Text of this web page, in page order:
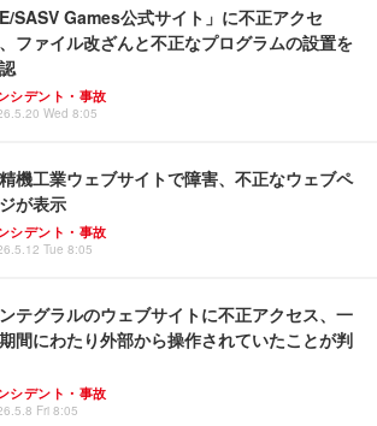
E/SASV Games公式サイト」に不正アクセ
ファイル改ざんと不正なプログラムの設置を
シデント・事故
Wed 8:05
機工業ウェブサイトで障害、不正なウェブペ
が表示
シデント・事故
Tue 8:05
テグラルのウェブサイトに不正アクセス、一
間にわたり外部から操作されていたことが判
シデント・事故
Fri 8:05